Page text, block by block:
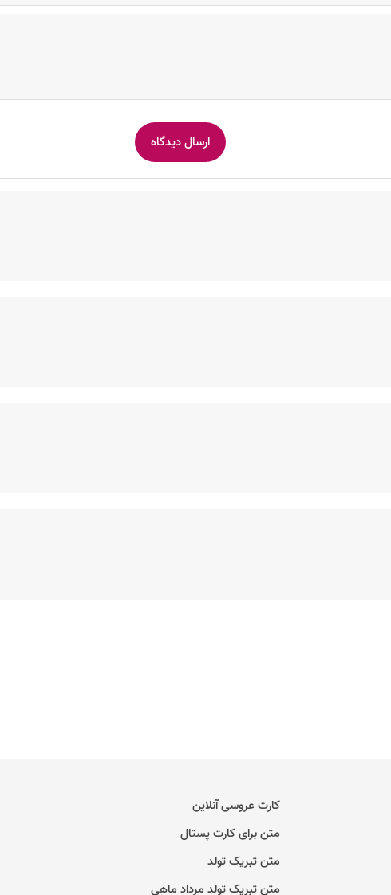
کارت عروسی آنلاین
متن برای کارت پستال
متن تبریک تولد
متن تبریک تولد مرداد ماهی